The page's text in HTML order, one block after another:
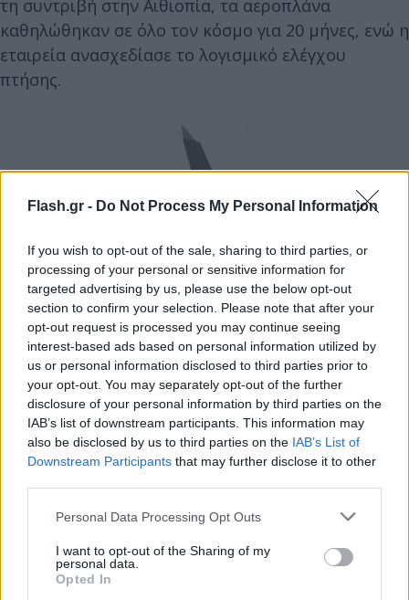
Flash.gr - Do Not Process My Personal Information
If you wish to opt-out of the sale, sharing to third parties, or
processing of your personal or sensitive information for
targeted advertising by us, please use the below opt-out
section to confirm your selection. Please note that after your
opt-out request is processed you may continue seeing
interest-based ads based on personal information utilized by
us or personal information disclosed to third parties prior to
your opt-out. You may separately opt-out of the further
disclosure of your personal information by third parties on the
IAB’s list of downstream participants. This information may
also be disclosed by us to third parties on the IAB’s List of
Downstream Participants that may further disclose it to other
Please note that this website/app uses one or more Google
not limited to your visit or usage behaviour. You may click to
grant or deny consent to Google and its third-party tags to
use your data for below specified purposes in below Google
Personal Data Processing Opt Outs
I want to opt-out of the Sharing of my
personal data.
Opted In
τη συντριβή στην Αιθιοπία, τα αεροπλάνα
καθηλώθηκαν σε όλο τον κόσμο για 20 μήνες, ενώ η
εταιρεία ανασχεδίασε το λογισμικό ελέγχου
πτήσης.
Φωτό: IMAGO / ZUMA Press Wire
Το αμερικανικό Υπουργείο Δικαιοσύνης είχε
Boeing, εξυπηρετούσε το δημόσιο συμφέρον πιο
αποτελεσματικά από την παραπομπή της υπόθεσης